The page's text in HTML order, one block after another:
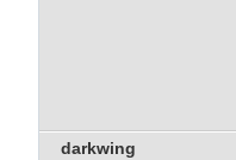
darkwing